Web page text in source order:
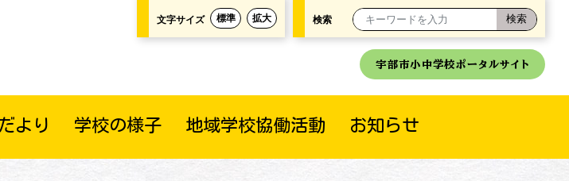
文字サイズ 標準 拡大 検索
宇部市小中学校ポータルサイト
より 学校の様子 地域学校協働活動 お知らせ